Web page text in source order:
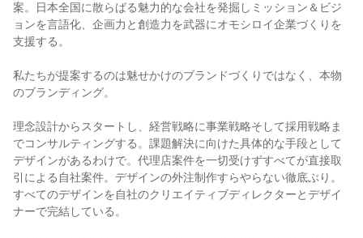
案。日本全国に散らばる魅力的な会社を発掘しミッション＆ビジ
ョンを言語化、企画力と創造力を武器にオモシロイ企業づくりを
支援する。
私たちが提案するのは魅せかけのブランドづくりではなく、本物
のブランディング。
理念設計からスタートし、経営戦略に事業戦略そして採用戦略ま
でコンサルティングする。課題解決に向けた具体的な手段として
デザインがあるわけで。代理店案件を一切受けずすべてが直接取
引による自社案件。デザインの外注制作すらやらない徹底ぶり。
すべてのデザインを自社のクリエイティブディレクターとデザイ
ナーで完結している。